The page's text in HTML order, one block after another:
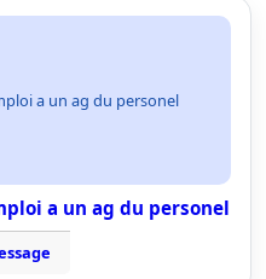
a un ag du personel
a un ag du personel